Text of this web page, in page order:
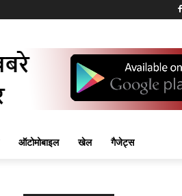
ऑटोमोबाइल खेल गैजेट्स